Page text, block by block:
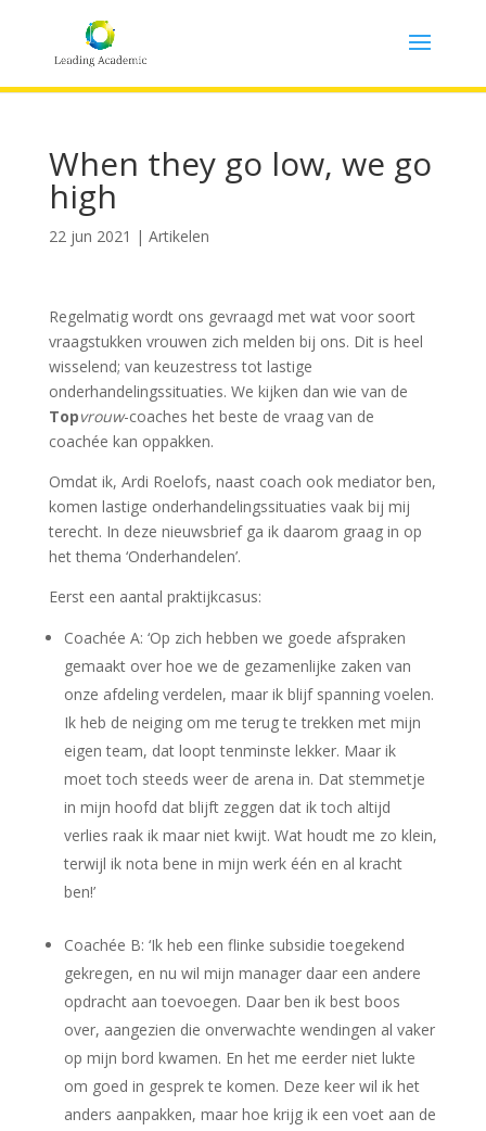
When they go low, we go
high
22 jun 2021 | Artikelen
Regelmatig wordt ons gevraagd met wat voor soort
vraagstukken vrouwen zich melden bij ons. Dit is heel
wisselend; van keuzestress tot lastige
onderhandelingssituaties. We kijken dan wie van de
Topvrouw-coaches het beste de vraag van de
coachée kan oppakken.
Omdat ik, Ardi Roelofs, naast coach ook mediator ben,
komen lastige onderhandelingssituaties vaak bij mij
terecht. In deze nieuwsbrief ga ik daarom graag in op
het thema ‘Onderhandelen’.
Eerst een aantal praktijkcasus:
Coachée A: ‘Op zich hebben we goede afspraken
gemaakt over hoe we de gezamenlijke zaken van
onze afdeling verdelen, maar ik blijf spanning voelen.
Ik heb de neiging om me terug te trekken met mijn
eigen team, dat loopt tenminste lekker. Maar ik
moet toch steeds weer de arena in. Dat stemmetje
in mijn hoofd dat blijft zeggen dat ik toch altijd
verlies raak ik maar niet kwijt. Wat houdt me zo klein,
terwijl ik nota bene in mijn werk één en al kracht
ben!’
Coachée B: ‘Ik heb een flinke subsidie toegekend
gekregen, en nu wil mijn manager daar een andere
opdracht aan toevoegen. Daar ben ik best boos
over, aangezien die onverwachte wendingen al vaker
op mijn bord kwamen. En het me eerder niet lukte
om goed in gesprek te komen. Deze keer wil ik het
anders aanpakken, maar hoe krijg ik een voet aan de